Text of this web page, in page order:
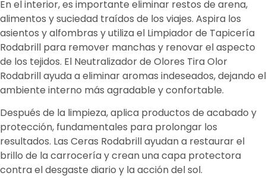
En el interior, es importante eliminar restos de arena,
alimentos y suciedad traídos de los viajes. Aspira los
asientos y alfombras y utiliza el Limpiador de Tapicería
Rodabrill para remover manchas y renovar el aspecto
de los tejidos. El Neutralizador de Olores Tira Olor
Rodabrill ayuda a eliminar aromas indeseados, dejando el
ambiente interno más agradable y confortable.
Después de la limpieza, aplica productos de acabado y
protección, fundamentales para prolongar los
resultados. Las Ceras Rodabrill ayudan a restaurar el
brillo de la carrocería y crean una capa protectora
contra el desgaste diario y la acción del sol.